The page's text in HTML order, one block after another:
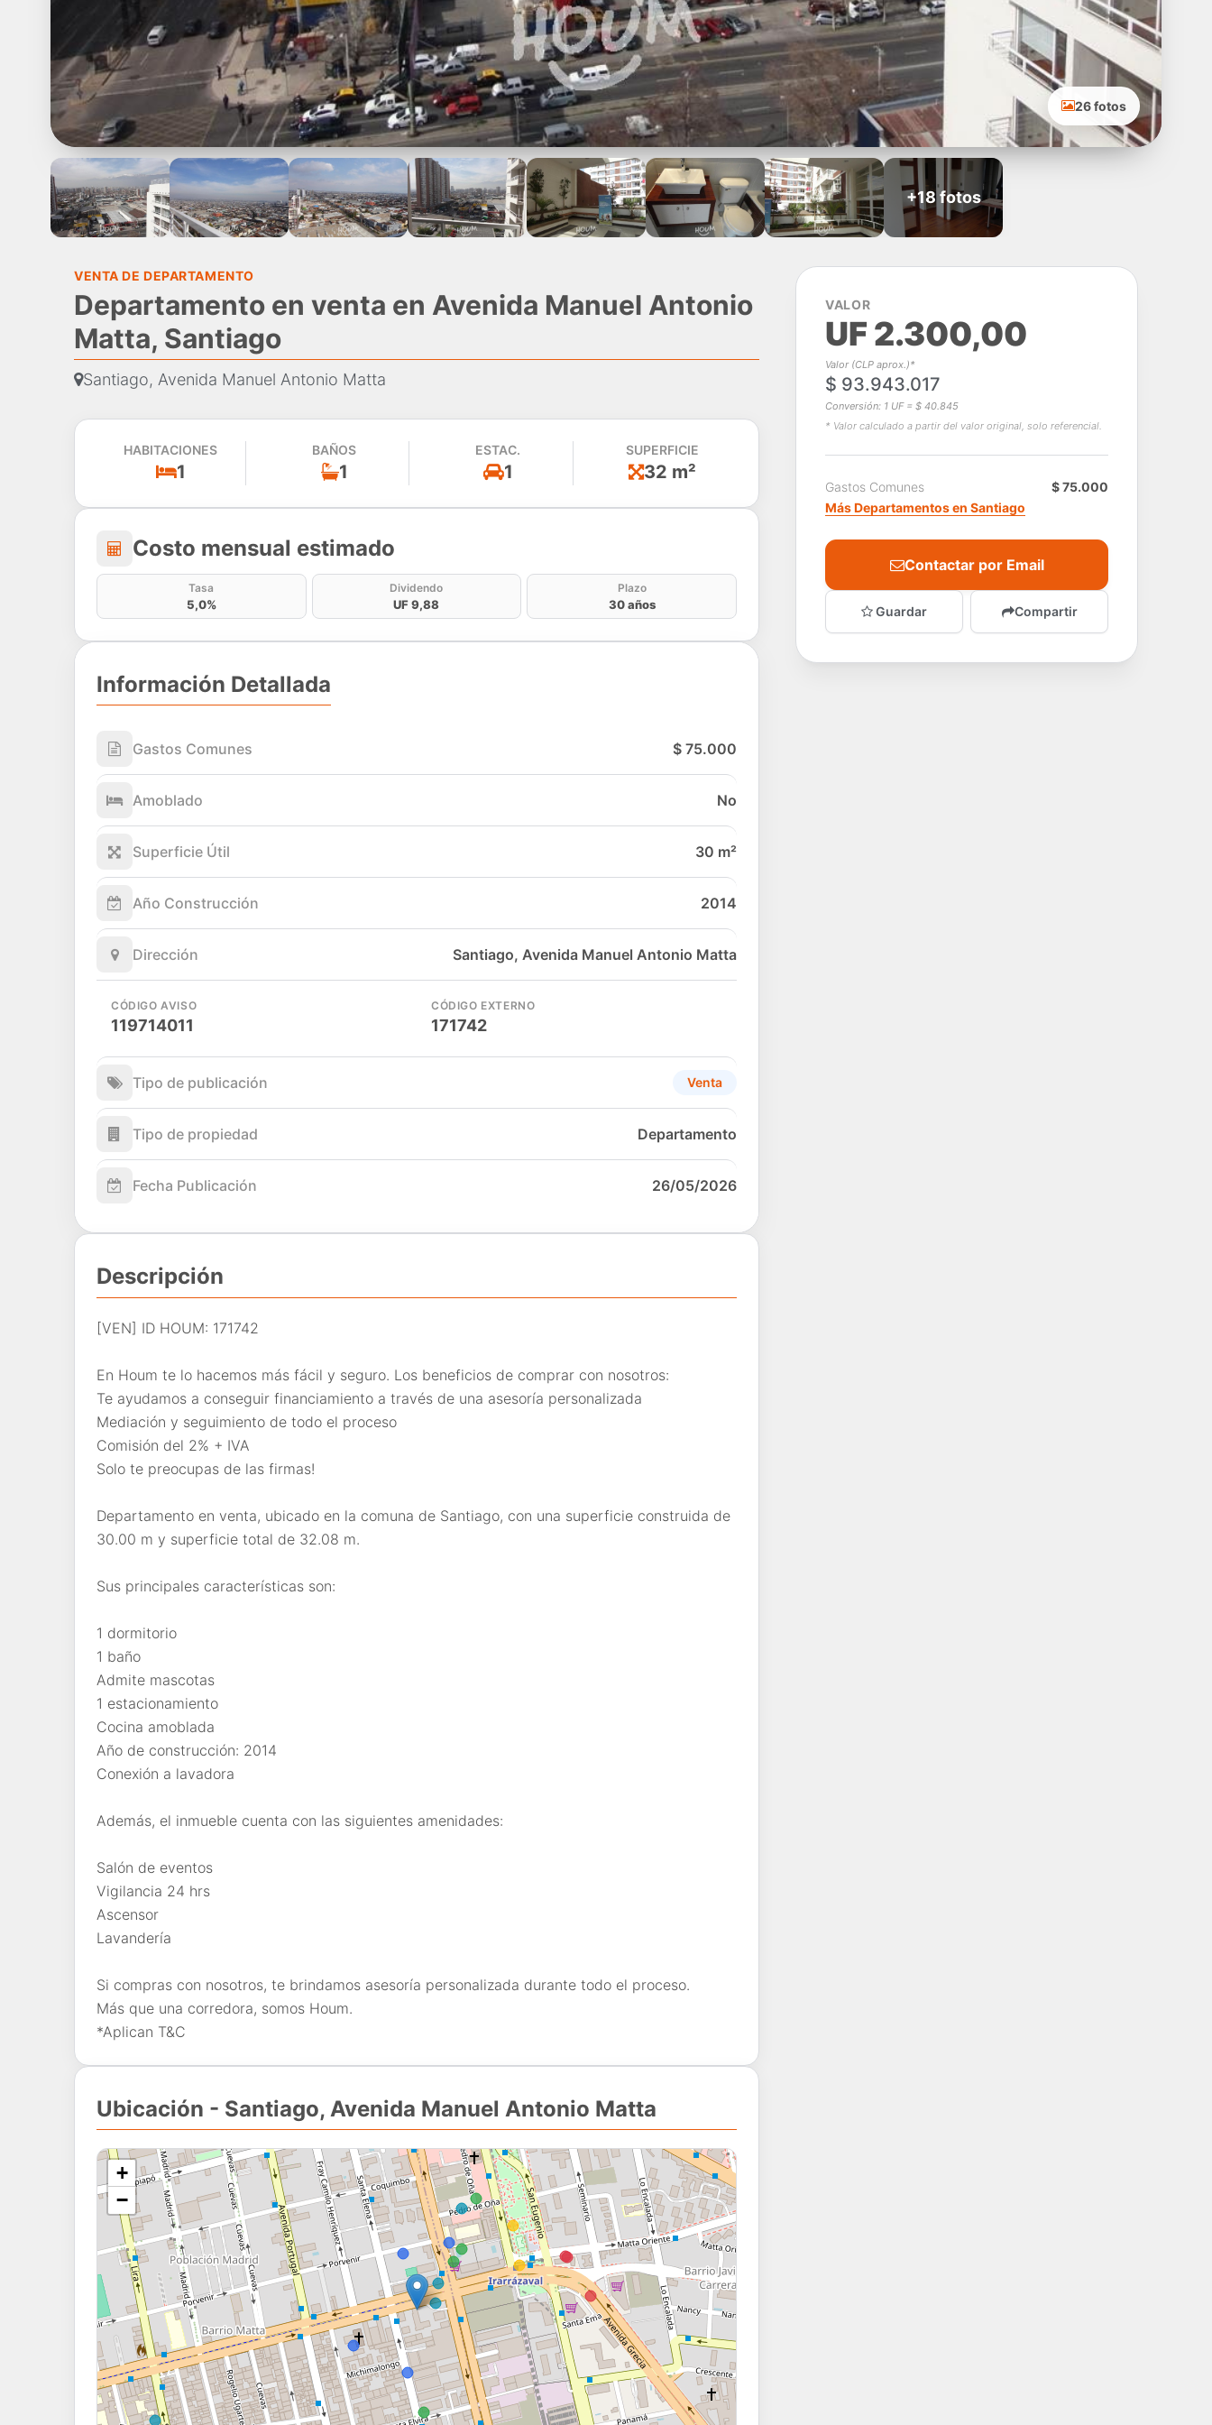
26 fotos
+18 fotos
VENTA DE DEPARTAMENTO
Departamento en venta en Avenida Manuel Antonio
Matta, Santiago
Santiago, Avenida Manuel Antonio Matta
HABITACIONES
1
BAÑOS
1
ESTAC.
1
SUPERFICIE
32 m²
Costo mensual estimado
Costo mensual estimado
Tasa
5,0%
Dividendo
UF 9,88
Plazo
30 años
Información Detallada
Gastos Comunes $ 75.000
Amoblado No
Superficie Útil 30 m²
Año Construcción 2014
Dirección Santiago, Avenida Manuel Antonio Matta
CÓDIGO AVISO
119714011
CÓDIGO EXTERNO
171742
Tipo de publicación Venta
Tipo de propiedad Departamento
Fecha Publicación 26/05/2026
Descripción
[VEN] ID HOUM: 171742
En Houm te lo hacemos más fácil y seguro. Los beneficios de comprar con nosotros:
Te ayudamos a conseguir financiamiento a través de una asesoría personalizada
Mediación y seguimiento de todo el proceso
Comisión del 2% + IVA
Solo te preocupas de las firmas!
Departamento en venta, ubicado en la comuna de Santiago, con una superficie construida de
30.00 m y superficie total de 32.08 m.
Sus principales características son:
1 dormitorio
1 baño
Admite mascotas
1 estacionamiento
Cocina amoblada
Año de construcción: 2014
Conexión a lavadora
Además, el inmueble cuenta con las siguientes amenidades:
Salón de eventos
Vigilancia 24 hrs
Ascensor
Lavandería
Si compras con nosotros, te brindamos asesoría personalizada durante todo el proceso.
Más que una corredora, somos Houm.
*Aplican T&C
Ubicación - Santiago, Avenida Manuel Antonio Matta
+
−
VALOR
UF 2.300,00
Valor (CLP aprox.)*
$ 93.943.017
Conversión: 1 UF = $ 40.845
* Valor calculado a partir del valor original, solo referencial.
Gastos Comunes
$ 75.000
Más Departamentos en Santiago
Contactar por Email
Guardar Compartir